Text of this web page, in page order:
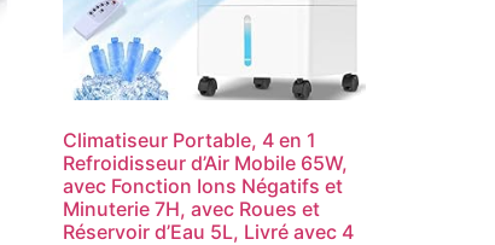
Climatiseur Portable, 4 en 1
Refroidisseur d’Air Mobile 65W,
avec Fonction Ions Négatifs et
Minuterie 7H, avec Roues et
Réservoir d’Eau 5L, Livré avec 4